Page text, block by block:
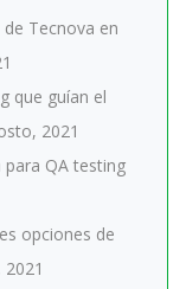
Tecnova en
que guían el
2021
QA testing
opciones de